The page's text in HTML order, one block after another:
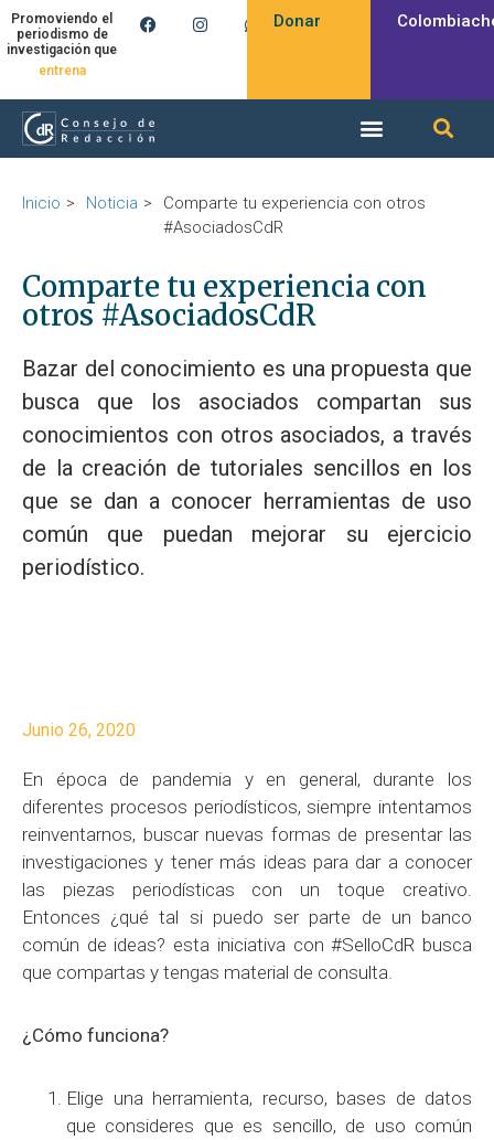
Promoviendo el
periodismo de
investigación que
entrena
Donar
Inicio Noticia
Comparte tu experiencia con otros
#AsociadosCdR
Comparte tu experiencia con
otros #AsociadosCdR
Bazar del conocimiento es una propuesta que
busca que los asociados compartan sus
conocimientos con otros asociados, a través
de la creación de tutoriales sencillos en los
que se dan a conocer herramientas de uso
común que puedan mejorar su ejercicio
periodístico.
Junio 26, 2020
En época de pandemia y en general, durante los
diferentes procesos periodísticos, siempre intentamos
reinventarnos, buscar nuevas formas de presentar las
investigaciones y tener más ideas para dar a conocer
las piezas periodísticas con un toque creativo.
Entonces ¿qué tal si puedo ser parte de un banco
común de ideas? esta iniciativa con #SelloCdR busca
que compartas y tengas material de consulta.
¿Cómo funciona?
Elige una herramienta, recurso, bases de datos
que consideres que es sencillo, de uso común